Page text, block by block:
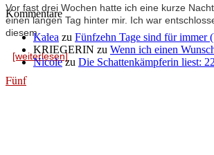
Vor fast drei Wochen hatte ich eine kurze
einen langen Tag hinter mir. Ich war
diesem ...
[weiterlesen]
Fünf
Kommentare
Kalea zu Fünfzehn Tage sind für immer
KRIEGERIN zu Wenn ich einen
Nicolezu Die Schattenkämpferin liest: